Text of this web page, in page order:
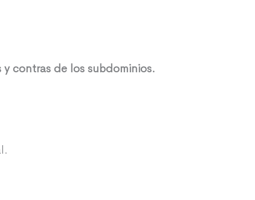
y contras de los subdominios.